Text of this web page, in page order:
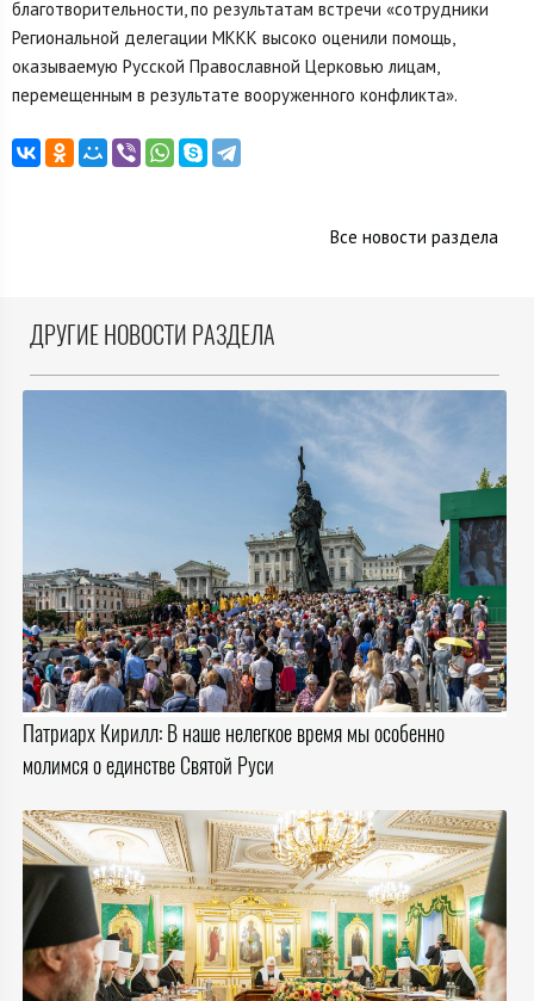
благотворительности, по результатам встречи «сотрудники
Региональной делегации МККК высоко оценили помощь,
оказываемую Русской Православной Церковью лицам,
перемещенным в результате вооруженного конфликта».
Все новости раздела
ДРУГИЕ НОВОСТИ РАЗДЕЛА
Патриарх Кирилл: В наше нелегкое время мы особенно
молимся о единстве Святой Руси